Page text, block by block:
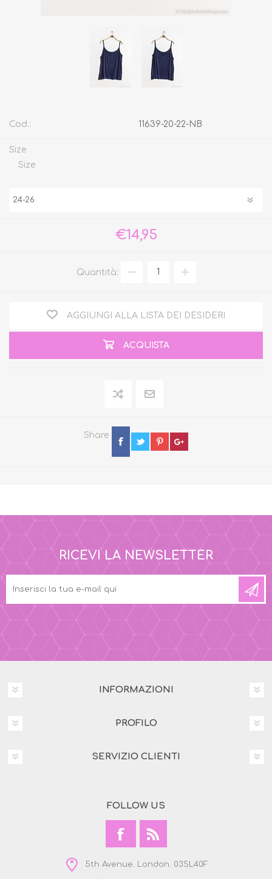
Cod.: 11639-20-22-NB
Size
Size
€14,95
Quantità:
AGGIUNGI ALLA LISTA DEI DESIDERI
ACQUISTA
Share
RICEVI LA NEWSLETTER
INFORMAZIONI
PROFILO
SERVIZIO CLIENTI
FOLLOW US
5th Avenue. London. 03SL40F